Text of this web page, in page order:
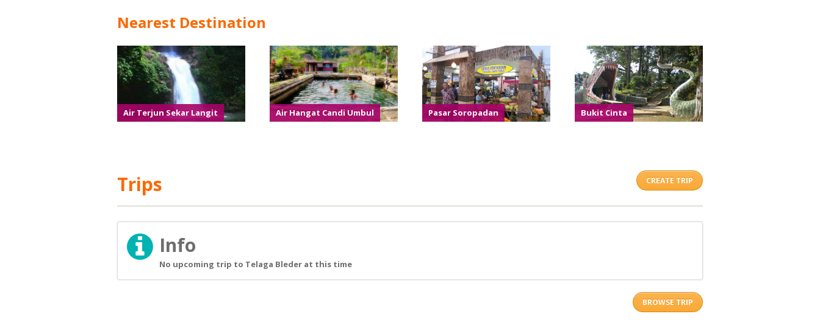
Nearest Destination
Air Terjun Sekar Langit Air Hangat Candi Umbul Pasar Soropadan Bukit Cinta
Trips CREATE TRIP
Info
No upcoming trip to Telaga Bleder at this time
BROWSE TRIP